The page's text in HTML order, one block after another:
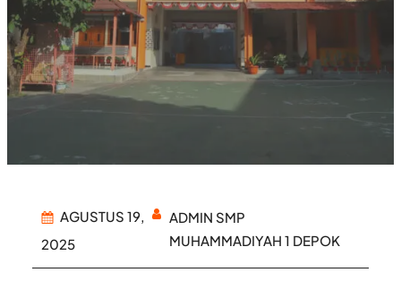
AGUSTUS 19,
2025
ADMIN SMP
MUHAMMADIYAH 1 DEPOK